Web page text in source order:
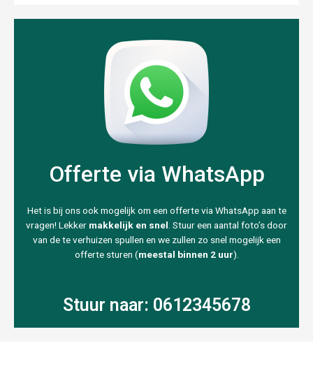
Offerte via WhatsApp
Het is bij ons ook mogelijk om een offerte via WhatsApp aan te
vragen! Lekker makkelijk en snel . Stuur een aantal foto’s door
van de te verhuizen spullen en we zullen zo snel mogelijk een
offerte sturen (meestal binnen 2 uur).
Stuur naar: 0612345678